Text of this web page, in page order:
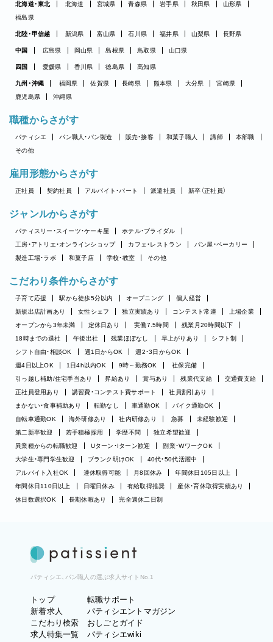
北海道・東北 北海道 宮城県 青森県 岩手県 秋田県
山形県
福島県
北陸・甲信越 新潟県 富山県 石川県 福井県 山梨県 長野県
中国 広島県 岡山県 島根県 鳥取県 山口県
四国 愛媛県 香川県 徳島県 高知県
九州・沖縄 福岡県 佐賀県 長崎県 熊本県 大分県
宮崎県
鹿児島県
沖縄県
職種からさがす
パティシエ パン職人・パン製造 販売・接客 和菓子職人 講師
本部職
その他
雇用形態からさがす
正社員 契約社員 アルバイト・パート 派遣社員 新卒（正社員）
ジャンルからさがす
パティスリー・スイーツ・ケーキ屋
ホテル・ブライダル
工房・アトリエ・オンラインショップ
カフェ・レストラン
パン屋・ベーカリー
製造工場・ラボ
和菓子店 学校・教室 その他
こだわり条件からさがす
子育て応援 駅から徒歩5分以内 オープニング
個人経営
新規出店計画あり
女性シェフ 独立実績あり コンテスト常連
上場企業
オープンから3年未満
定休日あり 実働7.5時間
残業月20時間以下
18時までの退社
午後出社 残業ほぼなし 早上がりあり
シフト制
シフト自由・相談OK
週1日からOK
週2・3日からOK
週4日以上OK
1日4h以内OK 9時～勤務OK
社保完備
引っ越し補助/住宅手当あり
昇給あり 賞与あり 残業代支給
交通費支給
正社員登用あり
講習費・コンテスト費サポート
社員割引あり
まかない・食事補助あり
転勤なし 車通勤OK
バイク通勤OK
自転車通勤OK
海外研修あり 社内研修あり 急募
未経験歓迎
第二新卒歓迎
若手積極採用 学歴不問
独立希望歓迎
異業種からの転職歓迎
Uターン・Iターン歓迎
副業・WワークOK
大学生・専門学生歓迎
ブランク明けOK
40代・50代活躍中
アルバイト入社OK
連休取得可能 月8回休み
年間休日105日以上
年間休日110日以上
日曜日休み 有給取得推奨
産休・育休取得実績あり
休日数選択OK
長期休暇あり 完全週休二日制
パティシエ、パン職人の選ぶ求人サイトNo.1
トップ
新着求人
こだわり検索
求人特集一覧
転職サポート
パティシエントマガジン
おしごとガイド
パティシエwiki